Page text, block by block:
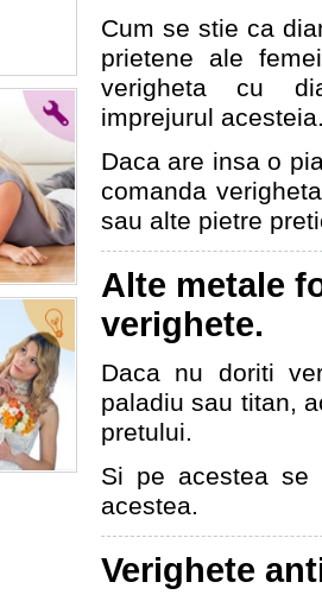
Cum se stie ca
prietene ale
verigheta cu
imprejurul
Daca are insa o
comanda
sau alte pietre
Alte metale
verighete.
Daca nu doriti
paladiu sau titan,
pretului.
Si pe acestea se
acestea.
Verighete